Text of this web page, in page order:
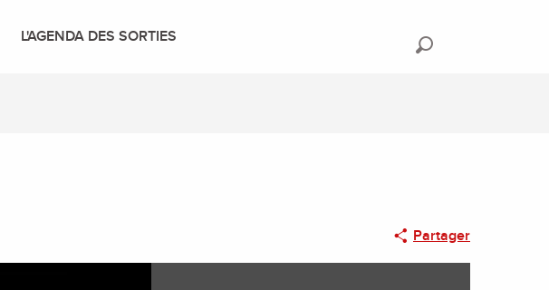
L'AGENDA DES SORTIES
Partager